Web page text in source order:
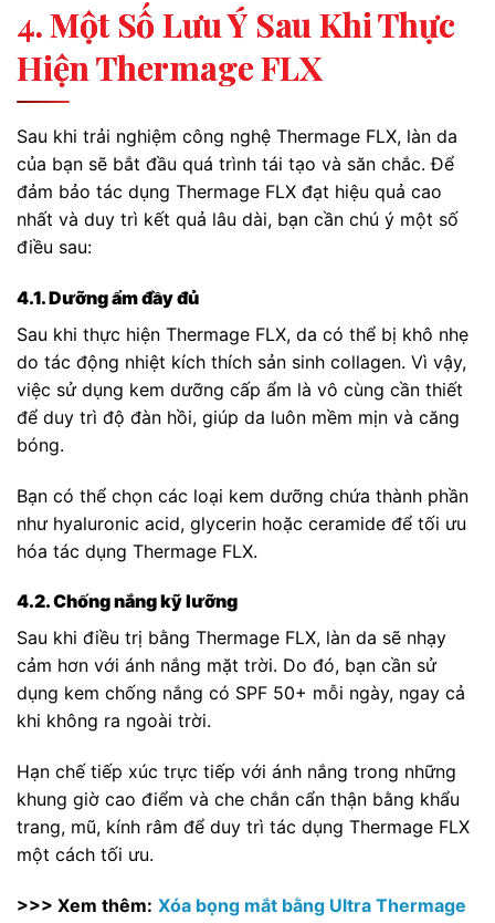
4. Một Số Lưu Ý Sau Khi Thực
Hiện Thermage FLX
Sau khi trải nghiệm công nghệ Thermage FLX, làn da
của bạn sẽ bắt đầu quá trình tái tạo và săn chắc. Để
đảm bảo tác dụng Thermage FLX đạt hiệu quả cao
nhất và duy trì kết quả lâu dài, bạn cần chú ý một số
điều sau:
4.1. Dưỡng ẩm đầy đủ
Sau khi thực hiện Thermage FLX, da có thể bị khô nhẹ
do tác động nhiệt kích thích sản sinh collagen. Vì vậy,
việc sử dụng kem dưỡng cấp ẩm là vô cùng cần thiết
để duy trì độ đàn hồi, giúp da luôn mềm mịn và căng
bóng.
Bạn có thể chọn các loại kem dưỡng chứa thành phần
như hyaluronic acid, glycerin hoặc ceramide để tối ưu
hóa tác dụng Thermage FLX.
4.2. Chống nắng kỹ lưỡng
Sau khi điều trị bằng Thermage FLX, làn da sẽ nhạy
cảm hơn với ánh nắng mặt trời. Do đó, bạn cần sử
dụng kem chống nắng có SPF 50+ mỗi ngày, ngay cả
khi không ra ngoài trời.
Hạn chế tiếp xúc trực tiếp với ánh nắng trong những
khung giờ cao điểm và che chắn cẩn thận bằng khẩu
trang, mũ, kính râm để duy trì tác dụng Thermage FLX
một cách tối ưu.
>>> Xem thêm: Xóa bọng mắt bằng Ultra Thermage